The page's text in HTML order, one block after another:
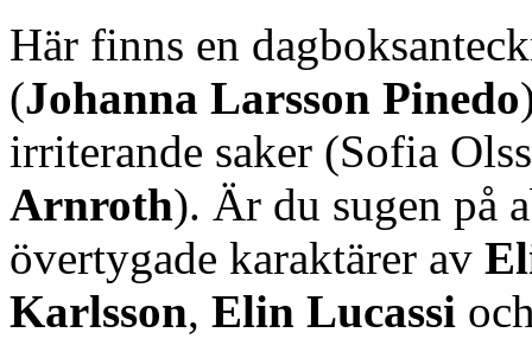
Här finns en
(Johanna Larsson Pinedo
irriterande saker (Sofia
Arnroth). Är du sugen på
övertygade karaktärer av
Karlsson, Elin Lucassi